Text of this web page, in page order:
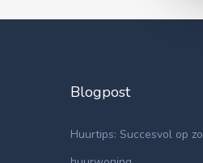
Blogpost
Huurtips: Succesvol op